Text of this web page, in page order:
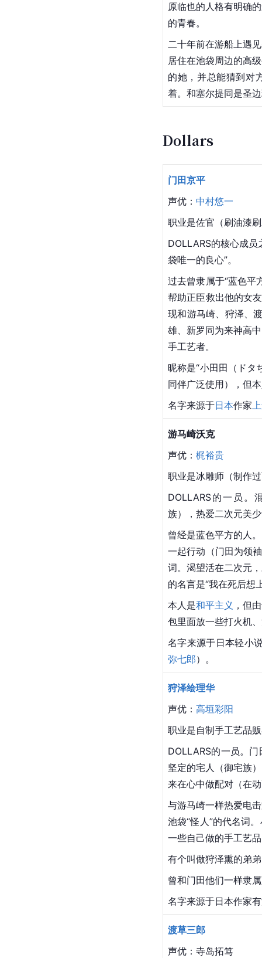
原临也的人格有明确
的青春。
二十年前在游船上遇
居住在池袋周边的高
的她，并总能猜到对
着。和塞尔提同是圣
Dollars
门田京平
声优： 中村悠一
职业是佐官（刷油漆
DOLLARS的核心成员
袋唯一的良心”。
过去曾隶属于“蓝色平
帮助正臣救出他的女友
现和游马崎、狩泽、
雄、新罗同为来神高
手工艺者。
昵称是“小田田（ドタ
同伴广泛使用），但
名字来源于日本作家
游马崎沃克
声优： 梶裕贵
职业是冰雕师（制作
DOLLARS的一员。
族），热爱二次元美
曾经是蓝色平方的人
一起行动（门田为领
词。渴望活在二次元
的名言是“我在死后想
本人是和平主义 ，但
包里面放一些打火机
名字来源于日本轻小
弥七郎）。
狩泽绘理华
声优： 高垣彩阳
职业是自制手工艺品
DOLLARS的一员。
坚定的宅人（御宅族
来在心中做配对（在
与游马崎一样热爱电
池袋“怪人”的代名词
一些自己做的手工艺
有个叫做狩泽熏的弟
曾和门田他们一样隶
名字来源于日本作家
渡草三郎
声优： 寺岛拓笃